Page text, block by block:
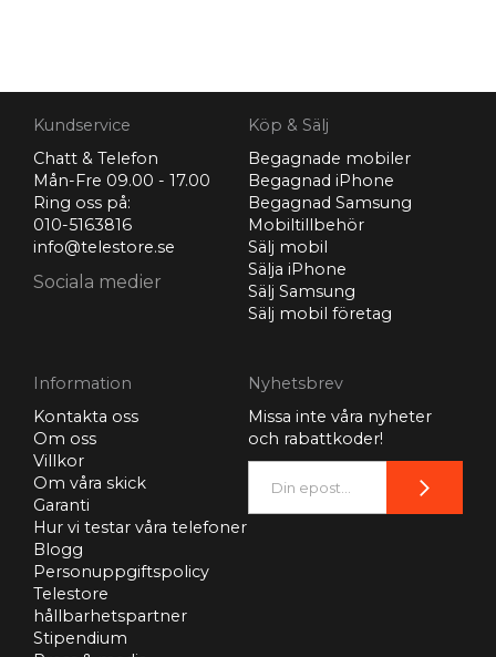
Kundservice
Chatt & Telefon
Mån-Fre 09.00 - 17.00
Ring oss på:
010-5163816
info@telestore.se
Sociala medier
Köp & Sälj
Begagnade mobiler
Begagnad iPhone
Begagnad Samsung
Mobiltillbehör
Sälj mobil
Sälja iPhone
Sälj Samsung
Sälj mobil företag
Information
Kontakta oss
Om oss
Villkor
Om våra skick
Garanti
Hur vi testar våra telefoner
Blogg
Personuppgiftspolicy
Telestore
hållbarhetspartner
Stipendium
Nyhetsbrev
Missa inte våra nyheter
och rabattkoder!